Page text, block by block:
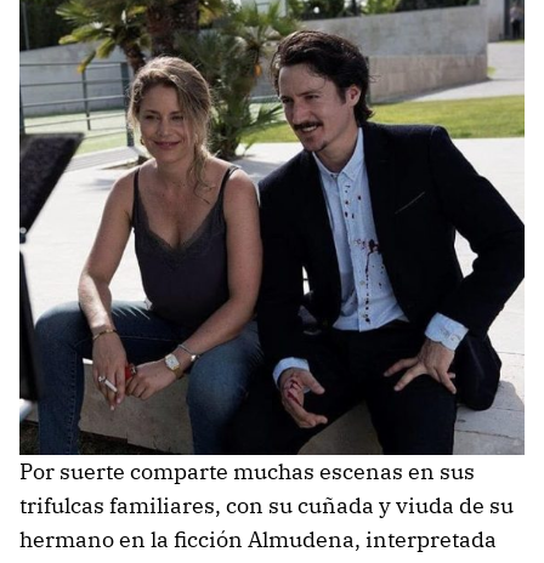
Por suerte comparte muchas escenas en sus
trifulcas familiares, con su cuñada y viuda de su
hermano en la ficción Almudena, interpretada